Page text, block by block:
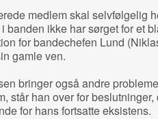
medlem skal selvfølgelig
banden ikke har sørget for et
for bandechefen Lund
gamle ven.
bringer også andre
står han over for
for hans fortsatte eksistens.